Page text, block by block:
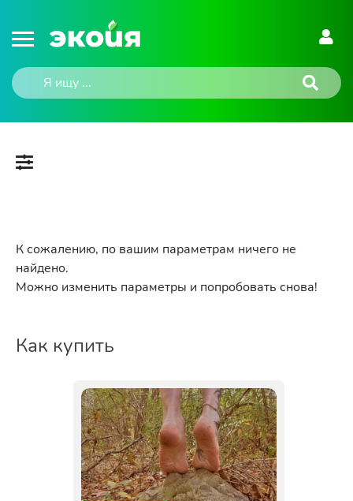
К сожалению, по вашим параметрам ничего не
найдено.
Можно изменить параметры и попробовать снова!
Как купить